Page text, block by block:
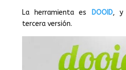
La herramienta es DOOID, y
tercera versión.